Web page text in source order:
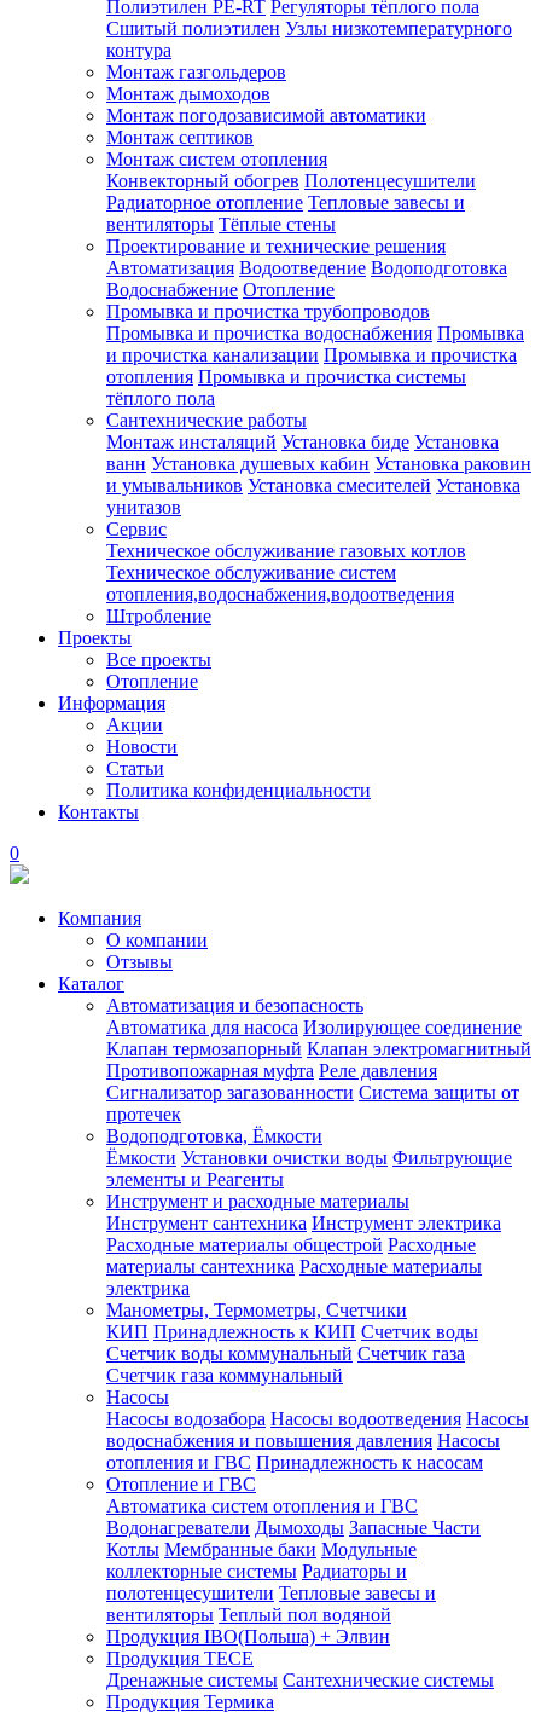
Полиэтилен PE-RT Регуляторы тёплого пола
Сшитый полиэтилен Узлы низкотемпературного
контура
Монтаж газгольдеров
Монтаж дымоходов
Монтаж погодозависимой автоматики
Монтаж септиков
Монтаж систем отопления
Конвекторный обогрев Полотенцесушители
Радиаторное отопление Тепловые завесы и
вентиляторы Тёплые стены
Проектирование и технические решения
Автоматизация Водоотведение Водоподготовка
Водоснабжение Отопление
Промывка и прочистка трубопроводов
Промывка и прочистка водоснабжения Промывка
и прочистка канализации Промывка и прочистка
отопления Промывка и прочистка системы
тёплого пола
Сантехнические работы
Монтаж инсталяций Установка биде Установка
ванн Установка душевых кабин Установка раковин
и умывальников Установка смесителей Установка
унитазов
Сервис
Техническое обслуживание газовых котлов
Техническое обслуживание систем
отопления,водоснабжения,водоотведения
Штробление
Проекты
Все проекты
Отопление
Информация
Акции
Новости
Статьи
Политика конфиденциальности
Контакты
0
Компания
О компании
Отзывы
Каталог
Автоматизация и безопасность
Автоматика для насоса Изолирующее соединение
Клапан термозапорный Клапан электромагнитный
Противопожарная муфта Реле давления
Сигнализатор загазованности Система защиты от
протечек
Водоподготовка, Ёмкости
Ёмкости Установки очистки воды Фильтрующие
элементы и Реагенты
Инструмент и расходные материалы
Инструмент сантехника Инструмент электрика
Расходные материалы общестрой Расходные
материалы сантехника Расходные материалы
электрика
Манометры, Термометры, Счетчики
КИП Принадлежность к КИП Счетчик воды
Счетчик воды коммунальный Счетчик газа
Счетчик газа коммунальный
Насосы
Насосы водозабора Насосы водоотведения Насосы
водоснабжения и повышения давления Насосы
отопления и ГВС Принадлежность к насосам
Отопление и ГВС
Автоматика систем отопления и ГВС
Водонагреватели Дымоходы Запасные Части
Котлы Мембранные баки Модульные
коллекторные системы Радиаторы и
полотенцесушители Тепловые завесы и
вентиляторы Теплый пол водяной
Продукция IBO(Польша) + Элвин
Продукция TECE
Дренажные системы Сантехнические системы
Продукция Термика